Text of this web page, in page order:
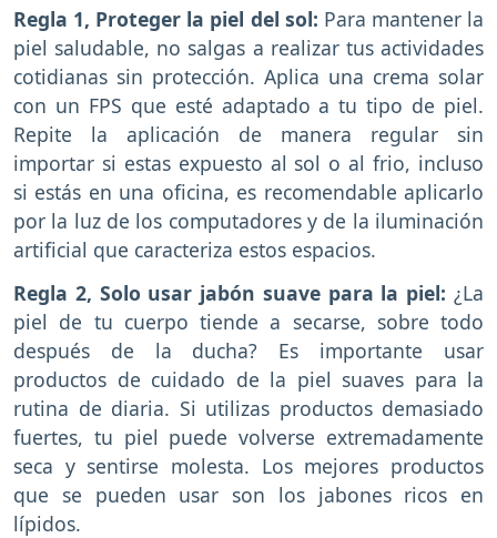
Regla 1, Proteger la piel del sol: Para mantener la
piel saludable, no salgas a realizar tus actividades
cotidianas sin protección. Aplica una crema solar
con un FPS que esté adaptado a tu tipo de piel.
Repite la aplicación de manera regular sin
importar si estas expuesto al sol o al frio, incluso
si estás en una oficina, es recomendable aplicarlo
por la luz de los computadores y de la iluminación
artificial que caracteriza estos espacios.
Regla 2, Solo usar jabón suave para la piel: ¿La
piel de tu cuerpo tiende a secarse, sobre todo
después de la ducha? Es importante usar
productos de cuidado de la piel suaves para la
rutina de diaria. Si utilizas productos demasiado
fuertes, tu piel puede volverse extremadamente
seca y sentirse molesta. Los mejores productos
que se pueden usar son los jabones ricos en
lípidos.